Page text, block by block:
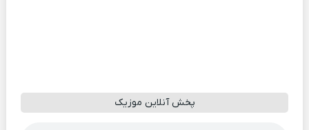
پخش آنلاین موزیک